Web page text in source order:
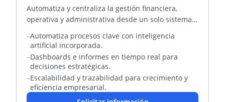
Automatiza y centraliza la gestión financiera,
operativa y administrativa desde un solo sistema
–Automatiza procesos clave con inteligencia
artificial incorporada.
–Dashboards e informes en tiempo real para
decisiones estratégicas.
–Escalabilidad y trazabilidad para crecimiento y
eficiencia empresarial.